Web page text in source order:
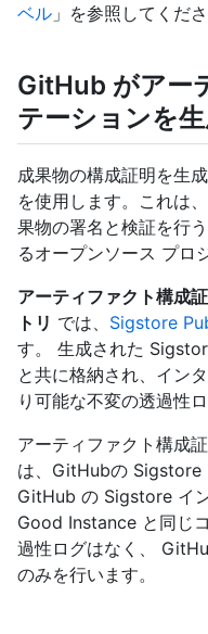
ベル 」を参照してくださ
GitHub がアー
テーションを
成果物の構成証明を生
を使用します。これは
果物の署名と検証を行
るオープンソース プロ
アーティファクト構成
トリ では、 Sigstore
す。 生成された
と共に格納され、イン
り可能な不変の透過性
アーティファクト構成
は、GitHubの Sigstore
GitHub の Sigstore イ
Good Instance と同じ
過性ログはなく、
のみを行います。